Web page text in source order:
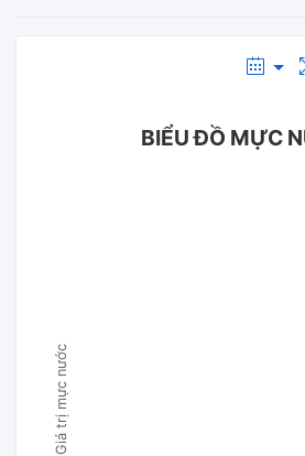
Giá trị mực nước
BIỂU ĐỒ MỰC